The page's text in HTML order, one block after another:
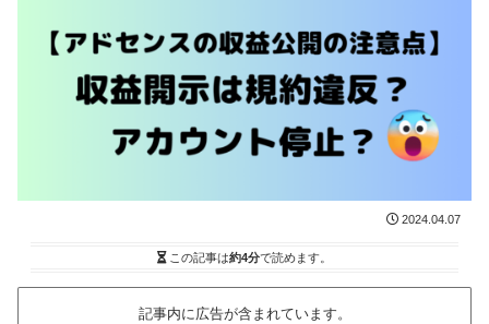
2024.04.07
この記事は約4分で読めます。
記事内に広告が含まれています。